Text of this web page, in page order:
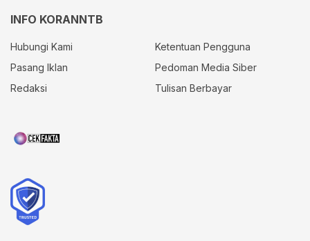
INFO KORANNTB
Hubungi Kami
Ketentuan Pengguna
Pasang Iklan
Pedoman Media Siber
Redaksi
Tulisan Berbayar